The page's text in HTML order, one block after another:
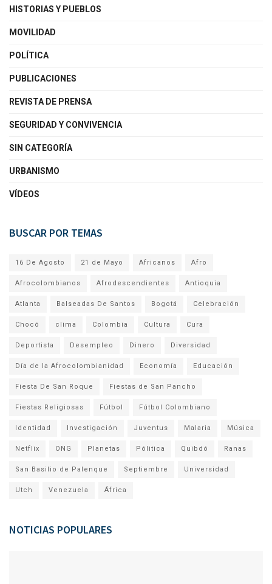
HISTORIAS Y PUEBLOS
MOVILIDAD
POLÍTICA
PUBLICACIONES
REVISTA DE PRENSA
SEGURIDAD Y CONVIVENCIA
SIN CATEGORÍA
URBANISMO
VÍDEOS
BUSCAR POR TEMAS
16 De Agosto 21 de Mayo Africanos Afro
Afrocolombianos Afrodescendientes Antioquia
Atlanta Balseadas De Santos Bogotá Celebración
Chocó clima Colombia Cultura Cura
Deportista Desempleo Dinero Diversidad
Día de la Afrocolombianidad Economía Educación
Fiesta De San Roque Fiestas de San Pancho
Fiestas Religiosas Fútbol Fútbol Colombiano
Identidad Investigación Juventus Malaria Música
Netflix ONG Planetas Pólitica Quibdó Ranas
San Basilio de Palenque Septiembre Universidad
Utch Venezuela África
NOTICIAS POPULARES